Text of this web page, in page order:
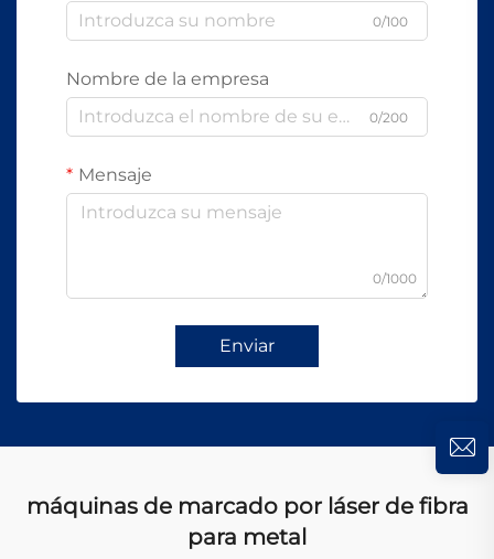
0/100
Nombre de la empresa
0/200
Mensaje
0/1000
Enviar
máquinas de marcado por láser de fibra
para metal